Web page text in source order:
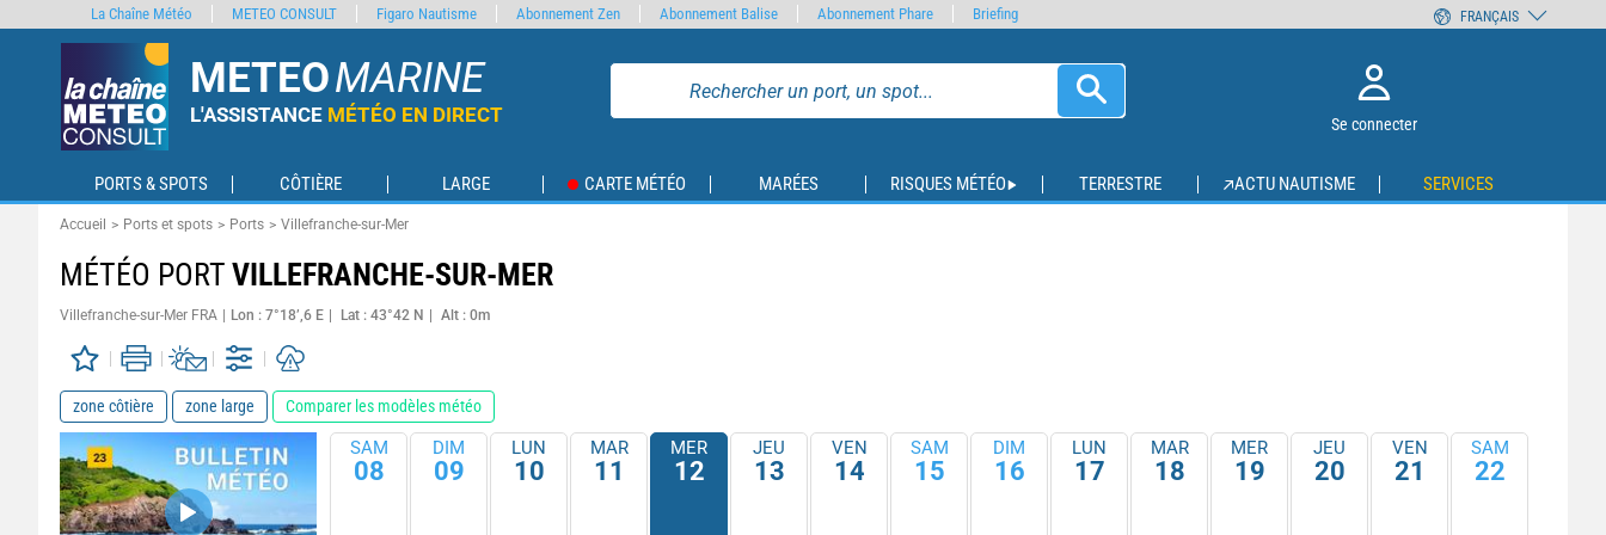
METEOMARINE
L'ASSISTANCE MÉTÉO EN DIRECT Se connecter
PORTS & SPOTS CÔTIÈRE LARGE CARTE MÉTÉO MARÉES RISQUES MÉTÉO TERRESTRE ACTU NAUTISME SERVICES
Accueil Ports et spots Ports Villefranche-sur-Mer
MÉTÉO PORT VILLEFRANCHE-SUR-MER
Villefranche-sur-Mer FRA Lon : 7°18’,6 E Lat : 43°42 N Alt : 0m
zone côtière zone large Comparer les modèles météo
SAM
08
DIM
09
LUN
10
MAR
11
MER
12
JEU
13
VEN
14
SAM
15
DIM
16
LUN
17
MAR
18
MER
19
JEU
20
VEN
21
SAM
22
La Chaîne Météo METEO CONSULT Figaro Nautisme Abonnement Zen Abonnement Balise Abonnement Phare Briefing FRANÇAIS